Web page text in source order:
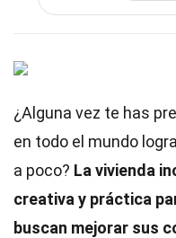
¿Alguna vez te has
en todo el mundo
a poco? La vivienda
creativa y práctica
buscan mejorar sus